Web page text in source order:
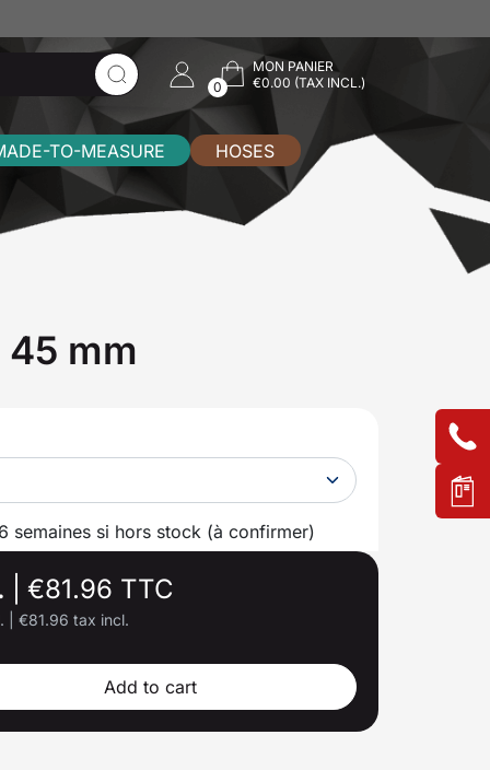
0
MON PANIER
€0.00 (TAX INCL.)
TO-MEASURE HOSES
mm
semaines si hors stock (à confirmer)
€81.96 TTC
€81.96 tax incl.
Add to cart